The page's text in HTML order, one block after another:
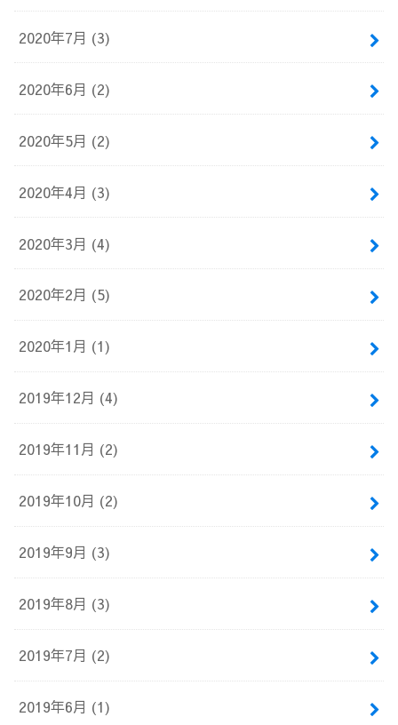
2020年7月 (3)
2020年6月 (2)
2020年5月 (2)
2020年4月 (3)
2020年3月 (4)
2020年2月 (5)
2020年1月 (1)
2019年12月 (4)
2019年11月 (2)
2019年10月 (2)
2019年9月 (3)
2019年8月 (3)
2019年7月 (2)
2019年6月 (1)